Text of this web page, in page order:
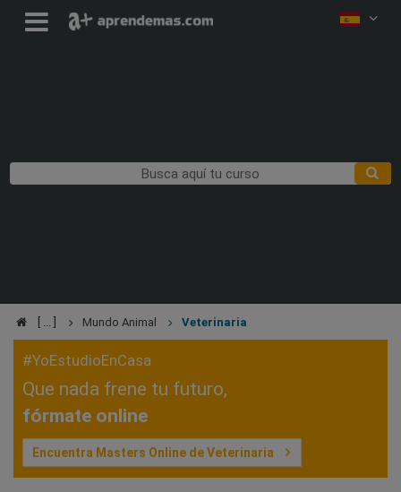
Mundo Animal Veterinaria
#YoEstudioEnCasa
Que nada frene tu futuro,
fórmate online
Encuentra Masters Online de Veterinaria